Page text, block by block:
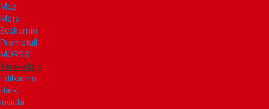
Mcz
Meta
Ecokamin
Prometall
MORSØ
Термофор
Edilkamin
Hark
Invicta